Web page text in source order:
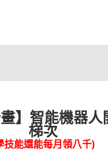
畫】智能機器
梯次
技能還能每月領八千)